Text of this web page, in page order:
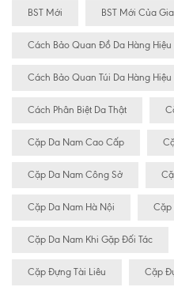
BST Mới BST Mới Của
Cách Bảo Quan Đồ Da Hàng Hiệu
Cách Bảo Quan Túi Da Hàng Hiệu
Cách Phân Biệt Da Thật
Cặp Da Nam Cao Cấp
Cặp Da Nam Công Sở
Cặp Da Nam Hà Nội Cặp
Cặp Da Nam Khi Gặp Đối Tác
Cặp Đựng Tài Liêu Cặp